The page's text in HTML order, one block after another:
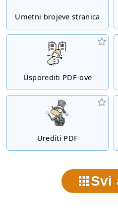
Umetni brojeve stranica
Usporediti PDF-ove
Urediti PDF
Svi